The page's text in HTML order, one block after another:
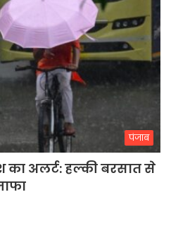
पंजाब
का अलर्ट: हल्की बरसात से